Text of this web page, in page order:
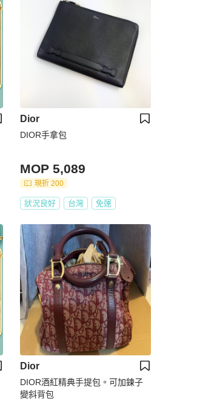
Dior
DIOR手拿包
MOP 5,089
現折 200
狀況良好 台灣 免運
Dior
DIOR酒紅精典手提包。可加鍊子
變斜背包